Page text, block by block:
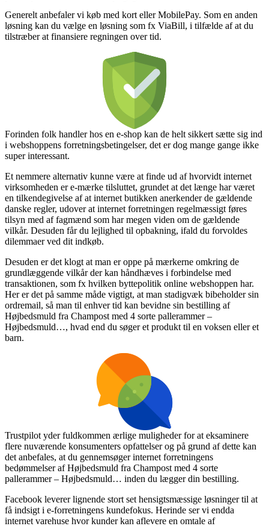
Generelt anbefaler vi køb med kort eller MobilePay. Som en anden
løsning kan du vælge en løsning som fx ViaBill, i tilfælde af at du
tilstræber at finansiere regningen over tid.
Forinden folk handler hos en e-shop kan de helt sikkert sætte sig ind
i webshoppens forretningsbetingelser, det er dog mange gange ikke
super interessant.
Et nemmere alternativ kunne være at finde ud af hvorvidt internet
virksomheden er e-mærke tilsluttet, grundet at det længe har været
en tilkendegivelse af at internet butikken anerkender de gældende
danske regler, udover at internet forretningen regelmæssigt føres
tilsyn med af fagmænd som har megen viden om de gældende
vilkår. Desuden får du lejlighed til opbakning, ifald du forvoldes
dilemmaer ved dit indkøb.
Desuden er det klogt at man er oppe på mærkerne omkring de
grundlæggende vilkår der kan håndhæves i forbindelse med
transaktionen, som fx hvilken byttepolitik online webshoppen har.
Her er det på samme måde vigtigt, at man stadigvæk bibeholder sin
ordremail, så man til enhver tid kan bevidne sin bestilling af
Højbedsmuld fra Champost med 4 sorte pallerammer –
Højbedsmuld…, hvad end du søger et produkt til en voksen eller et
barn.
Trustpilot yder fuldkommen ærlige muligheder for at eksaminere
flere nuværende konsumenters opfattelser og på grund af dette kan
det anbefales, at du gennemsøger internet forretningens
bedømmelser af Højbedsmuld fra Champost med 4 sorte
pallerammer – Højbedsmuld… inden du lægger din bestilling.
Facebook leverer lignende stort set hensigtsmæssige løsninger til at
få indsigt i e-forretningens kundefokus. Herinde ser vi endda
internet varehuse hvor kunder kan aflevere en omtale af